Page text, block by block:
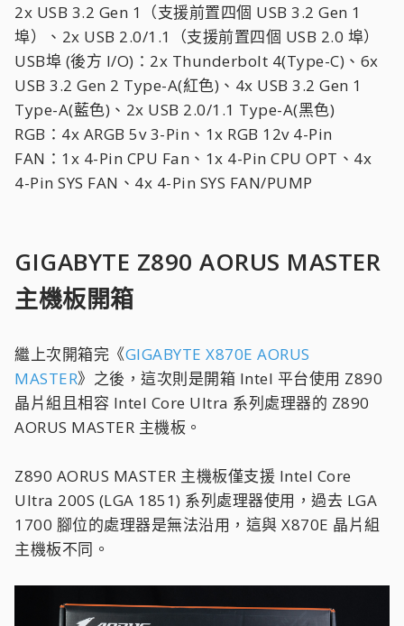
2x USB 3.2 Gen 1（支援前置四個 USB 3.2 Gen 1
埠）、2x USB 2.0/1.1（支援前置四個 USB 2.0 埠）
USB埠 (後方 I/O)：2x Thunderbolt 4(Type-C)、6x
USB 3.2 Gen 2 Type-A(紅色)、4x USB 3.2 Gen 1
Type-A(藍色)、2x USB 2.0/1.1 Type-A(黑色)
RGB：4x ARGB 5v 3-Pin、1x RGB 12v 4-Pin
FAN：1x 4-Pin CPU Fan、1x 4-Pin CPU OPT、4x
4-Pin SYS FAN、4x 4-Pin SYS FAN/PUMP
GIGABYTE Z890 AORUS MASTER
主機板開箱
繼上次開箱完《GIGABYTE X870E AORUS
MASTER》之後，這次則是開箱 Intel 平台使用 Z890
晶片組且相容 Intel Core Ultra 系列處理器的 Z890
AORUS MASTER 主機板。
Z890 AORUS MASTER 主機板僅支援 Intel Core
Ultra 200S (LGA 1851) 系列處理器使用，過去 LGA
1700 腳位的處理器是無法沿用，這與 X870E 晶片組
主機板不同。